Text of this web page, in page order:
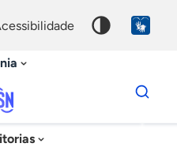
acessibilidade
Dados
para